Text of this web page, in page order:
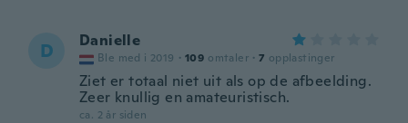
D Danielle
Ble med i 2019 · 109 omtaler · 7 opplastinger
Ziet er totaal niet uit als op de afbeelding.
Zeer knullig en amateuristisch.
ca. 2 år siden